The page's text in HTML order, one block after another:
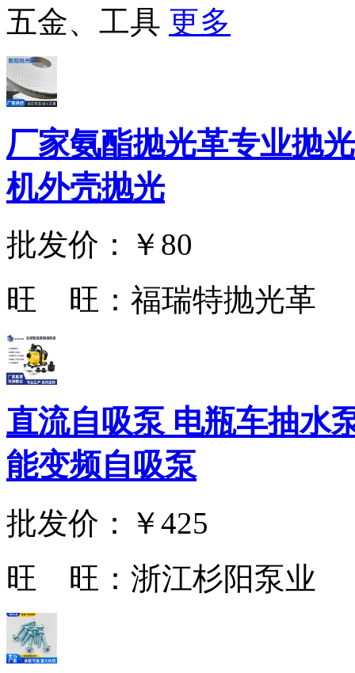
五金、工具 更多
厂家氨酯抛光革专业抛
机外壳抛光
批发价：
￥80
旺 旺： 福瑞特抛光革
直流自吸泵 电瓶车抽水
能变频自吸泵
批发价：
￥425
旺 旺： 浙江杉阳泵业